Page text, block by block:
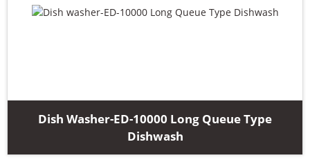
Dish Washer-ED-10000 Long Queue Type
Dishwash